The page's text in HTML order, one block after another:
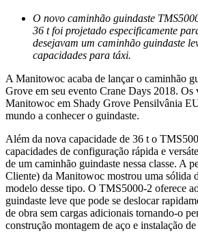
O novo caminhão guindaste
36 t foi projetado especificamente
desejavam um caminhão guindaste
capacidades para táxi.
A Manitowoc acaba de lançar o caminhão
Grove em seu evento Crane Days 2018. Os
Manitowoc em Shady Grove Pensilvânia
mundo a conhecer o guindaste.
Além da nova capacidade de 36 t o
capacidades de configuração rápida e
de um caminhão guindaste nessa classe. A
Cliente) da Manitowoc mostrou uma sólida
modelo desse tipo. O TMS5000-2 oferece
guindaste leve que pode se deslocar
de obra sem cargas adicionais tornando-o
construção montagem de aço e instalação